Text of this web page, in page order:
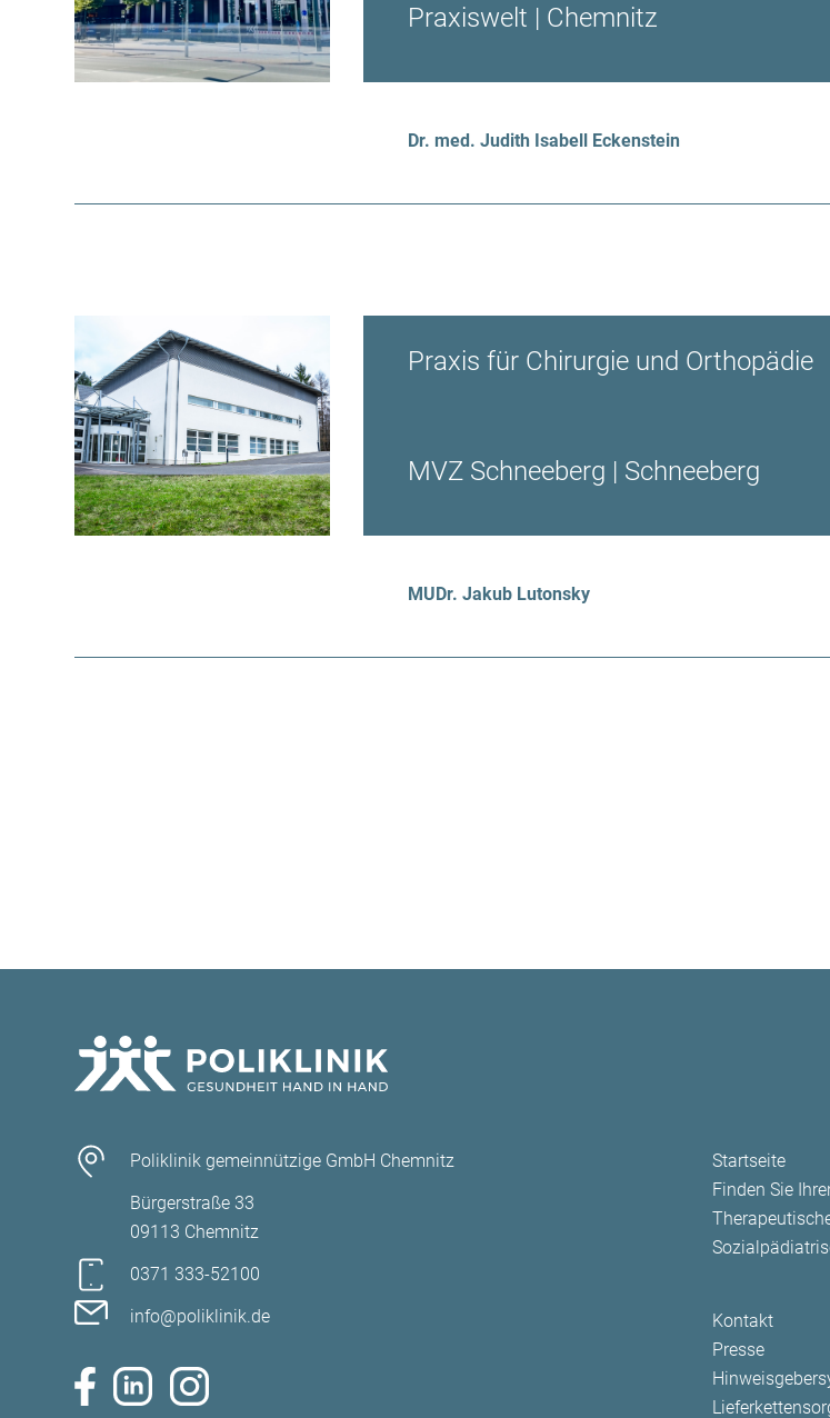
Praxiswelt | Chemnitz
Dr. med. Judith Isabell Eckenstein
Praxis für Chirurgie und Orthopädie
MVZ Schneeberg | Schneeberg
MUDr. Jakub Lutonsky
Poliklinik gemeinnützige GmbH Chemnitz
Bürgerstraße 33
09113 Chemnitz
0371 333-52100
info@poliklinik.de
Navigation
überspringen
Startseite
Finden Sie
Navigation
überspringen
Kontakt
Presse